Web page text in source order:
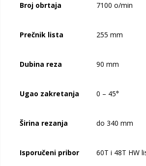
Broj obrtaja 7100 o/min
Prečnik lista 255 mm
Dubina reza 90 mm
Ugao zakretanja 0 – 45°
Širina rezanja do 340 mm
Isporučeni pribor 60T i 48T HW